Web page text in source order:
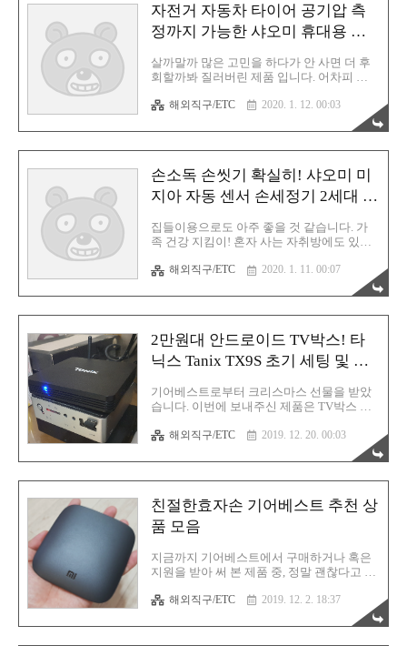
포코폰 X3 500대 한정 할인 이벤트 샤오미와
의 콜라보레이션으로 최초 그 이름을 알린
브랜드 네이밍 포코폰! 드디어 X3 버전으로
다시 찾아왔습니다. 성능은 더욱 향상! 가격
은 매우 저렴! 구매하지 않을 이유가 전혀 없
습니다. 500대 한정으로 절찬리 할인 중! 직
접 판매 페이지에서 확인해 보시기 바랍니
다. 포코폰 X3 이벤트 페이지 POCO X3 NFC
G..
자전거 자동차 타이어 공기압 측
정까지 가능한 샤오미 휴대용 공
살까말까 많은 고민을 하다가 안 사면 더 후
회할까봐 질러버린 제품 입니다. 어차피 자
편하게 사용할 수 있는 공기 펌프기 하나 있
으면 좋겠다고 생각해왔던 저는 이참에 확실
하게 이 고민을 매듭짓자는 의미로 샤오미
휴대용 공기펌프기를 샀습니다. 출시 초반에
려와 주어서 구매하는데 좀 더 부담을 덜 수
있었습니다. 큐텐에서 직구한 제품이 드디어
도착했습니다. 생각보다 박스가 크네요. 바
로 오픈해 봅니다. 구성품은 보관용 파우치,
샤오미 자동 에어펌프, 설명서, 공기 주입용
프랑스식 에어 노즐 1개 + 공 전용 에어 니들
1개, 마이크로5핀 충전 케이블이 들어 있습
니다. 설명서에는 한국어 설명도 포함되어
있습니다. 파우치 안쪽에는 이..
해외직구/ETC 2020. 1. 12. 00:03
손소독 손씻기 확실히! 샤오미 미
지아 자동 센서 손세정기 2세대 사
집들이용으로도 아주 좋을 것 같습니다. 가
족 건강 지킴이! 혼자 사는 자취방에도 있으
센서형 자동 손세정기 입니다. 샤오미 미지
아에서 나온 상품으로 아이 키우시는 분들의
경우는 애들이 더 좋아해서 손 씻는데 아주
훌륭한 효자 노릇을 한답니다. 큐텐에서 직
간은 급한게 아니어서 주문만 해놓고 까먹고
있다가 거의 10일만에 받은 듯 합니다. 제품
무게, 크기 뭐 이런건 그냥 생략합니다. 제품
구매 시 상세 페이지에도 나와 있는 내용이
니까요. 생각보다 크기는 크지 않았습니다.
무게도 제법 묵직하다는 느낌입니다. 아무래
도 세정제 때문이겠죠? 구성품은 AA건전지
4개와 설명서, 센서가 내장된 자동 펌핑기 본
체, 그리고 세정제 320..
해외직구/ETC 2020. 1. 11. 00:07
2만원대 안드로이드 TV박스! 타
닉스 Tanix TX9S 초기 세팅 및 사
기어베스트로부터 크리스마스 선물을 받았
습니다. 이번에 보내주신 제품은 TV박스 입
에 셋톱박스가 없으시면 하나쯤 가지고 있는
것도 나쁘지 않습니다. 더구나 이 제품은 가
격대가 무려 3만원도 안 하기 때문에 완전 꿀
템이라고 할 수 있겠습니다. Tanix TX9S 살
알아보고, 어떻게 생겼는지 살펴보도록 하겠
습니다. 박스는 이렇게 생겼습니다. 박스에
대략적인 사양과 성능이 표시되어 있습니다.
간단히 자세한 스펙을 살펴보도록 합니다.
브랜드: 타닉스모델: TX9SCPU: Amlogic
S912 2.0GHz, 옥타 코어GPU: ARM Mali-
T820MP3시스템: 안드로이드 9.0언어: 다국
어 (한국어 지원)RAM: DDR3 2GB..
해외직구/ETC 2019. 12. 20. 00:03
친절한효자손 기어베스트 추천 상
품 모음
지금까지 기어베스트에서 구매하거나 혹은
지원을 받아 써 본 제품 중, 정말 괜찮다고 생
다. 해외직구를 좋아하시거나 가성비 쇼핑을
좋아하시는 분들에게는 좋은 정보가 될 수
있을거라고 생각합니다. 어떤 제품들이 있었
해외직구/ETC 2019. 12. 2. 18:37